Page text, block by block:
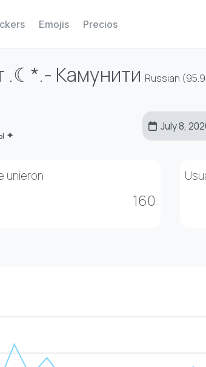
Emojis Precios
.☾*.- Камунити Russian (
✦
July 8,
unieron
160